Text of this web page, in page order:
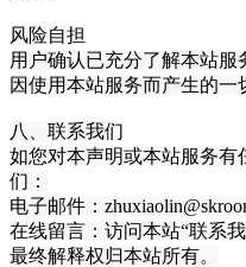
风险自担
用户确认已充分了解本站
因使用本站服务而产生的一
八、联系我们
如您对本声明或本站服务
们：
电子邮件：
在线留言：访问本站“联系
最终解释权归本站所有。